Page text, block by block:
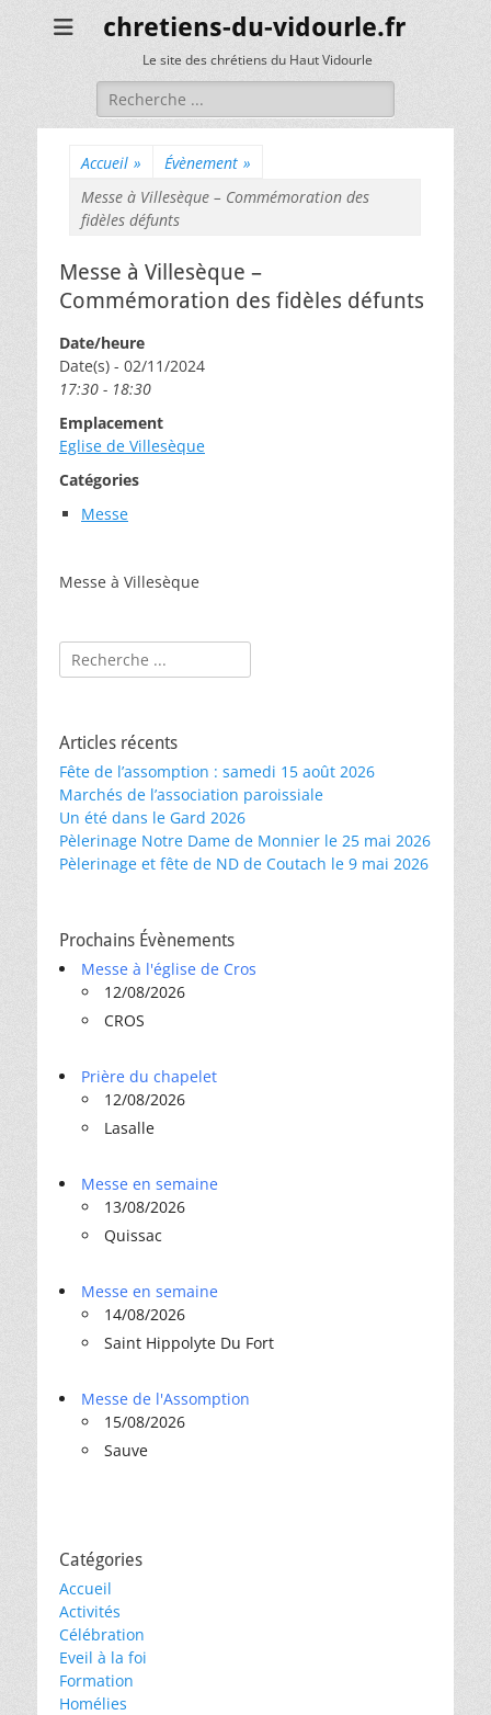
chretiens-du-vidourle.fr
Le site des chrétiens du Haut Vidourle
Rechercher :
Accueil » Évènement »
Messe à Villesèque – Commémoration des
fidèles défunts
Messe à Villesèque –
Commémoration des fidèles défunts
Date/heure
Date(s) - 02/11/2024
17:30 - 18:30
Emplacement
Eglise de Villesèque
Catégories
Messe
Messe à Villesèque
Rechercher :
Articles récents
Fête de l’assomption : samedi 15 août 2026
Marchés de l’association paroissiale
Un été dans le Gard 2026
Pèlerinage Notre Dame de Monnier le 25 mai 2026
Pèlerinage et fête de ND de Coutach le 9 mai 2026
Prochains Évènements
Messe à l'église de Cros
12/08/2026
CROS
Prière du chapelet
12/08/2026
Lasalle
Messe en semaine
13/08/2026
Quissac
Messe en semaine
14/08/2026
Saint Hippolyte Du Fort
Messe de l'Assomption
15/08/2026
Sauve
Catégories
Accueil
Activités
Célébration
Eveil à la foi
Formation
Homélies